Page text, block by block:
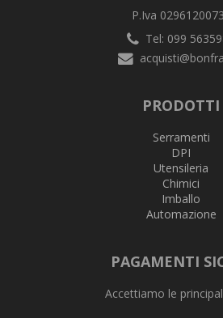
P.Iva
Tel: 099
PRODOTTI
Serramenti
DPI
Utensileria
Chimici
Imballo
Automazione
PAGAMENTI
Accettiamo le